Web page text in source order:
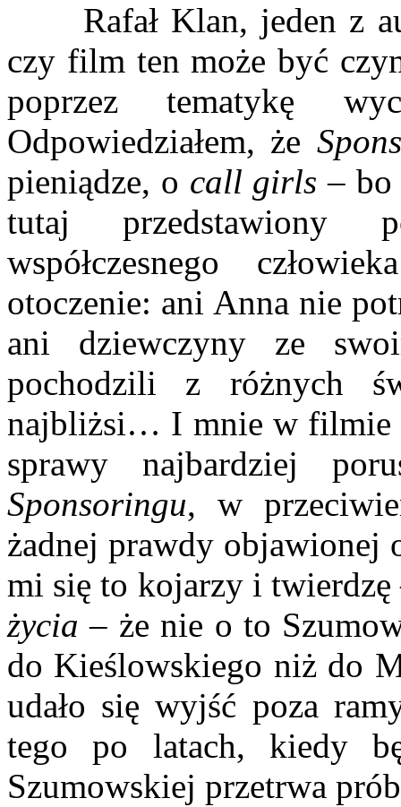
Rafał Klan, jeden z
czy film ten może być
poprzez tematykę
Odpowiedziałem, że
pieniądze, o call girls – bo
tutaj przedstawiony
współczesnego
otoczenie: ani Anna nie
ani dziewczyny ze
pochodzili z różnych
najbliżsi… I mnie w filmie
sprawy najbardziej
Sponsoringu, w
żadnej prawdy objawionej
mi się to kojarzy i
życia – że nie o to
do Kieślowskiego niż do
udało się wyjść poza
tego po latach, kiedy
Szumowskiej przetrwa